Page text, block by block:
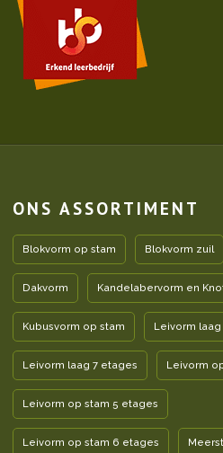
ONS ASSORTIMENT
Blokvorm op stam Blokvorm zuil
Dakvorm Kandelabervorm en
Kubusvorm op stam Leivorm
Leivorm laag 7 etages Leivorm
Leivorm op stam 5 etages
Leivorm op stam 6 etages